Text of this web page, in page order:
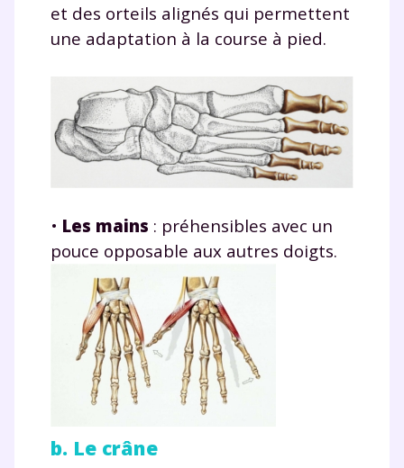
et des orteils alignés qui permettent
une adaptation à la course à pied.
• Les mains : préhensibles avec un
pouce opposable aux autres doigts.
b. Le crâne